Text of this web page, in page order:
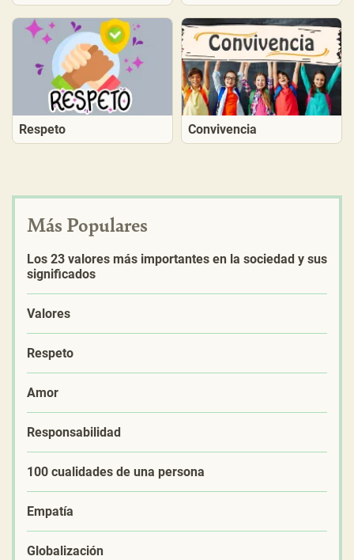
Respeto Convivencia
Más Populares
Los 23 valores más importantes en la sociedad y sus
significados
Valores
Respeto
Amor
Responsabilidad
100 cualidades de una persona
Empatía
Globalización